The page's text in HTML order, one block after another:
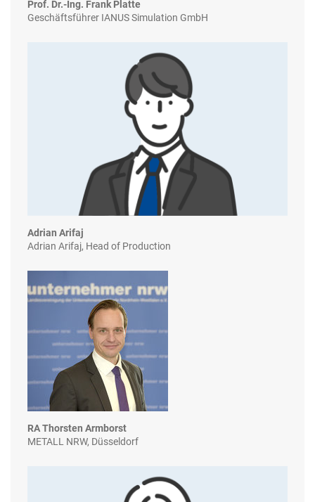
Prof. Dr.-Ing. Frank Platte
Geschäftsführer IANUS Simulation GmbH
Adrian Arifaj
Adrian Arifaj, Head of Production
RA Thorsten Armborst
METALL NRW, Düsseldorf